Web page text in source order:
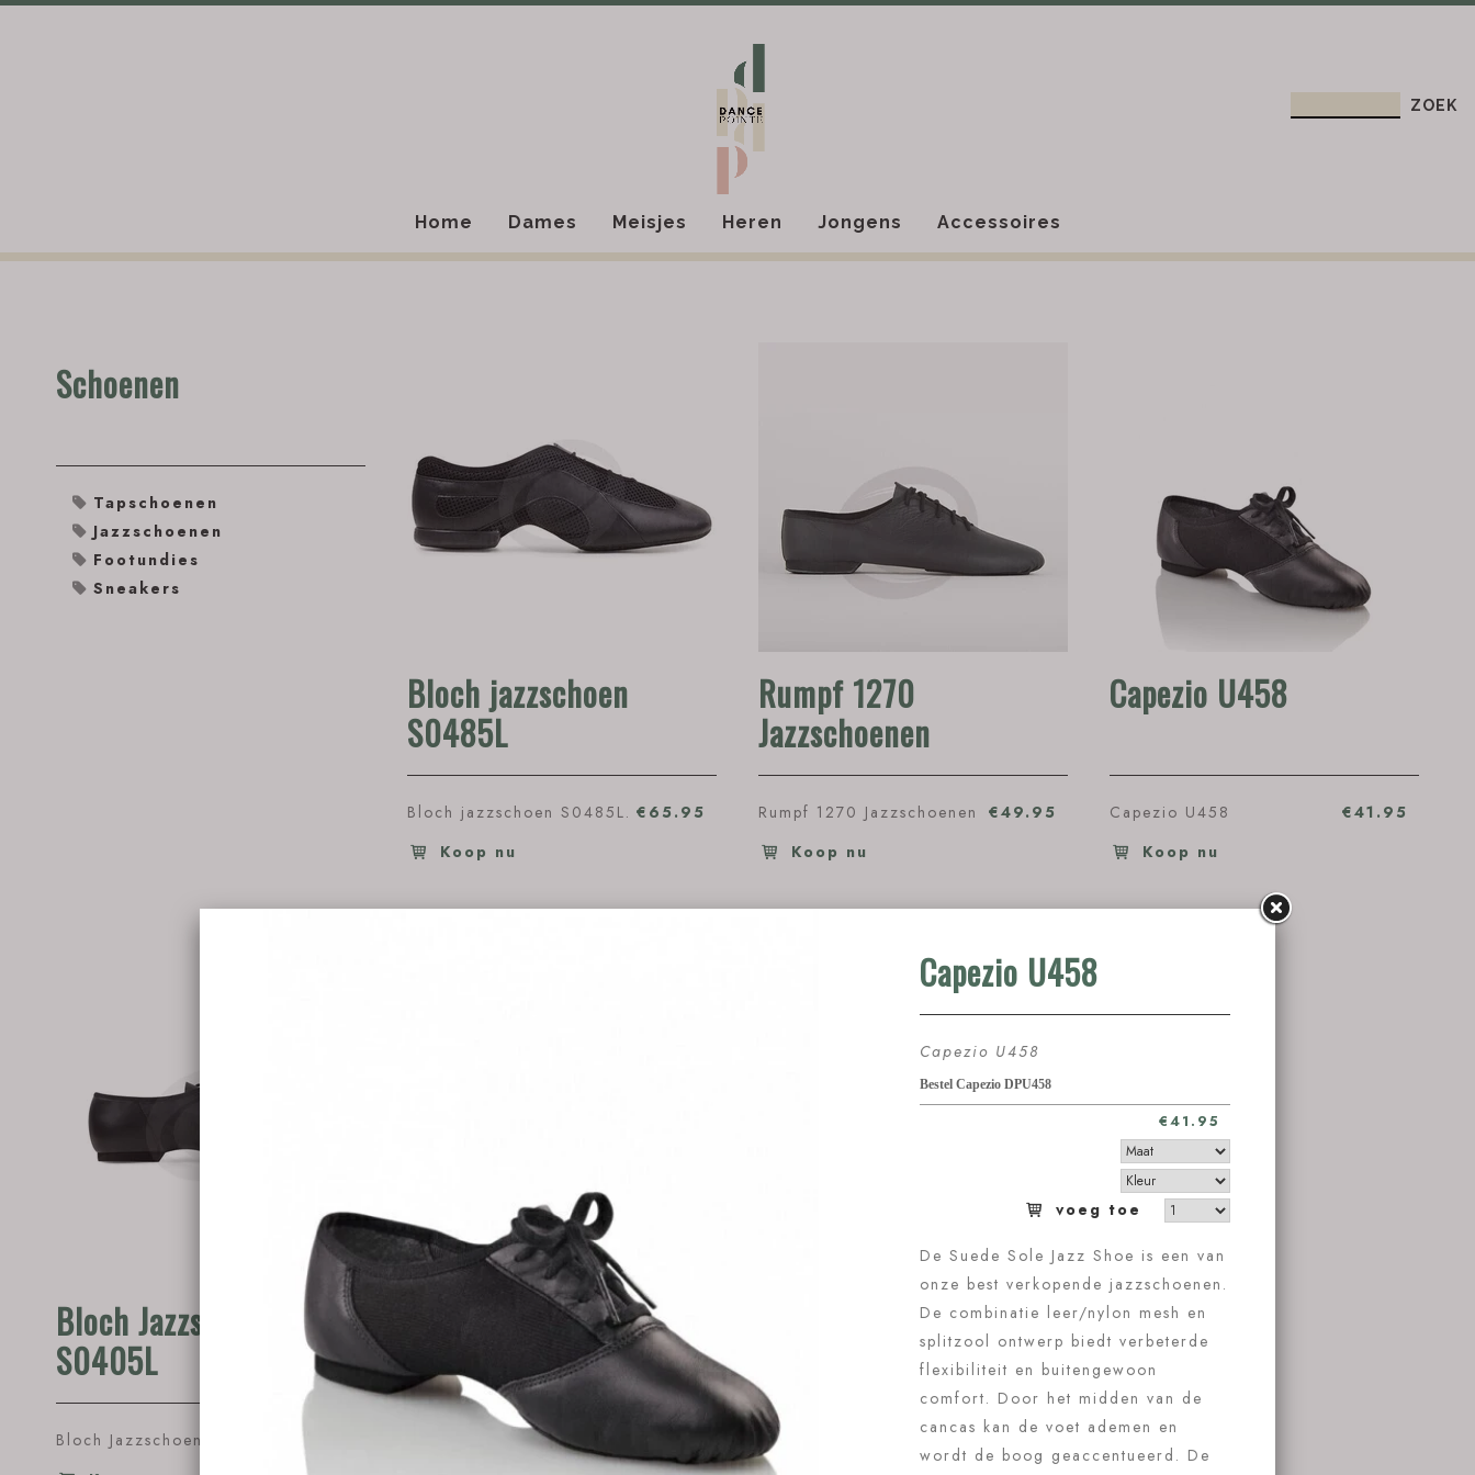
Home Dames Meisjes Heren Jongens Accessoires
Schoenen
Tapschoenen
Jazzschoenen
Footundies
Sneakers
Bloch jazzschoen
S0485L
€65.95
Bloch jazzschoen S0485L.
Koop nu
Rumpf 1270
Jazzschoenen
€49.95
Rumpf 1270 Jazzschoenen
Koop nu
Capezio U458
€41.95
Capezio U458
Koop nu
Bloch Jazzschoen
S0405L
€45.95
Bloch Jazzschoen S0405L.
Rumpf jazzschoenen
1260
Rumpf jazzschoenen 1260.